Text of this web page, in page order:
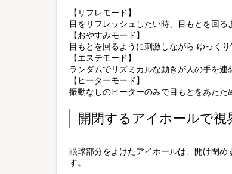
【リフレモード】
目をリフレッシュしたい時、目もとを回る
【おやすみモード】
目もとを回るように刺激しながら ゆっくり
【エステモード】
ランダムでリズミカルな動きが人の手を連
【ヒーターモード】
振動なしのヒーターのみで目もとをあたた
開閉するアイホールで視
眼球部分をよけたアイホールは、開け閉
す。